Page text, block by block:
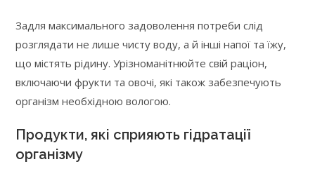
Задля максимального задоволення потреби слід
розглядати не лише чисту воду, а й інші напої та їжу,
що містять рідину. Урізноманітнюйте свій раціон,
включаючи фрукти та овочі, які також забезпечують
організм необхідною вологою.
Продукти, які сприяють гідратації
організму